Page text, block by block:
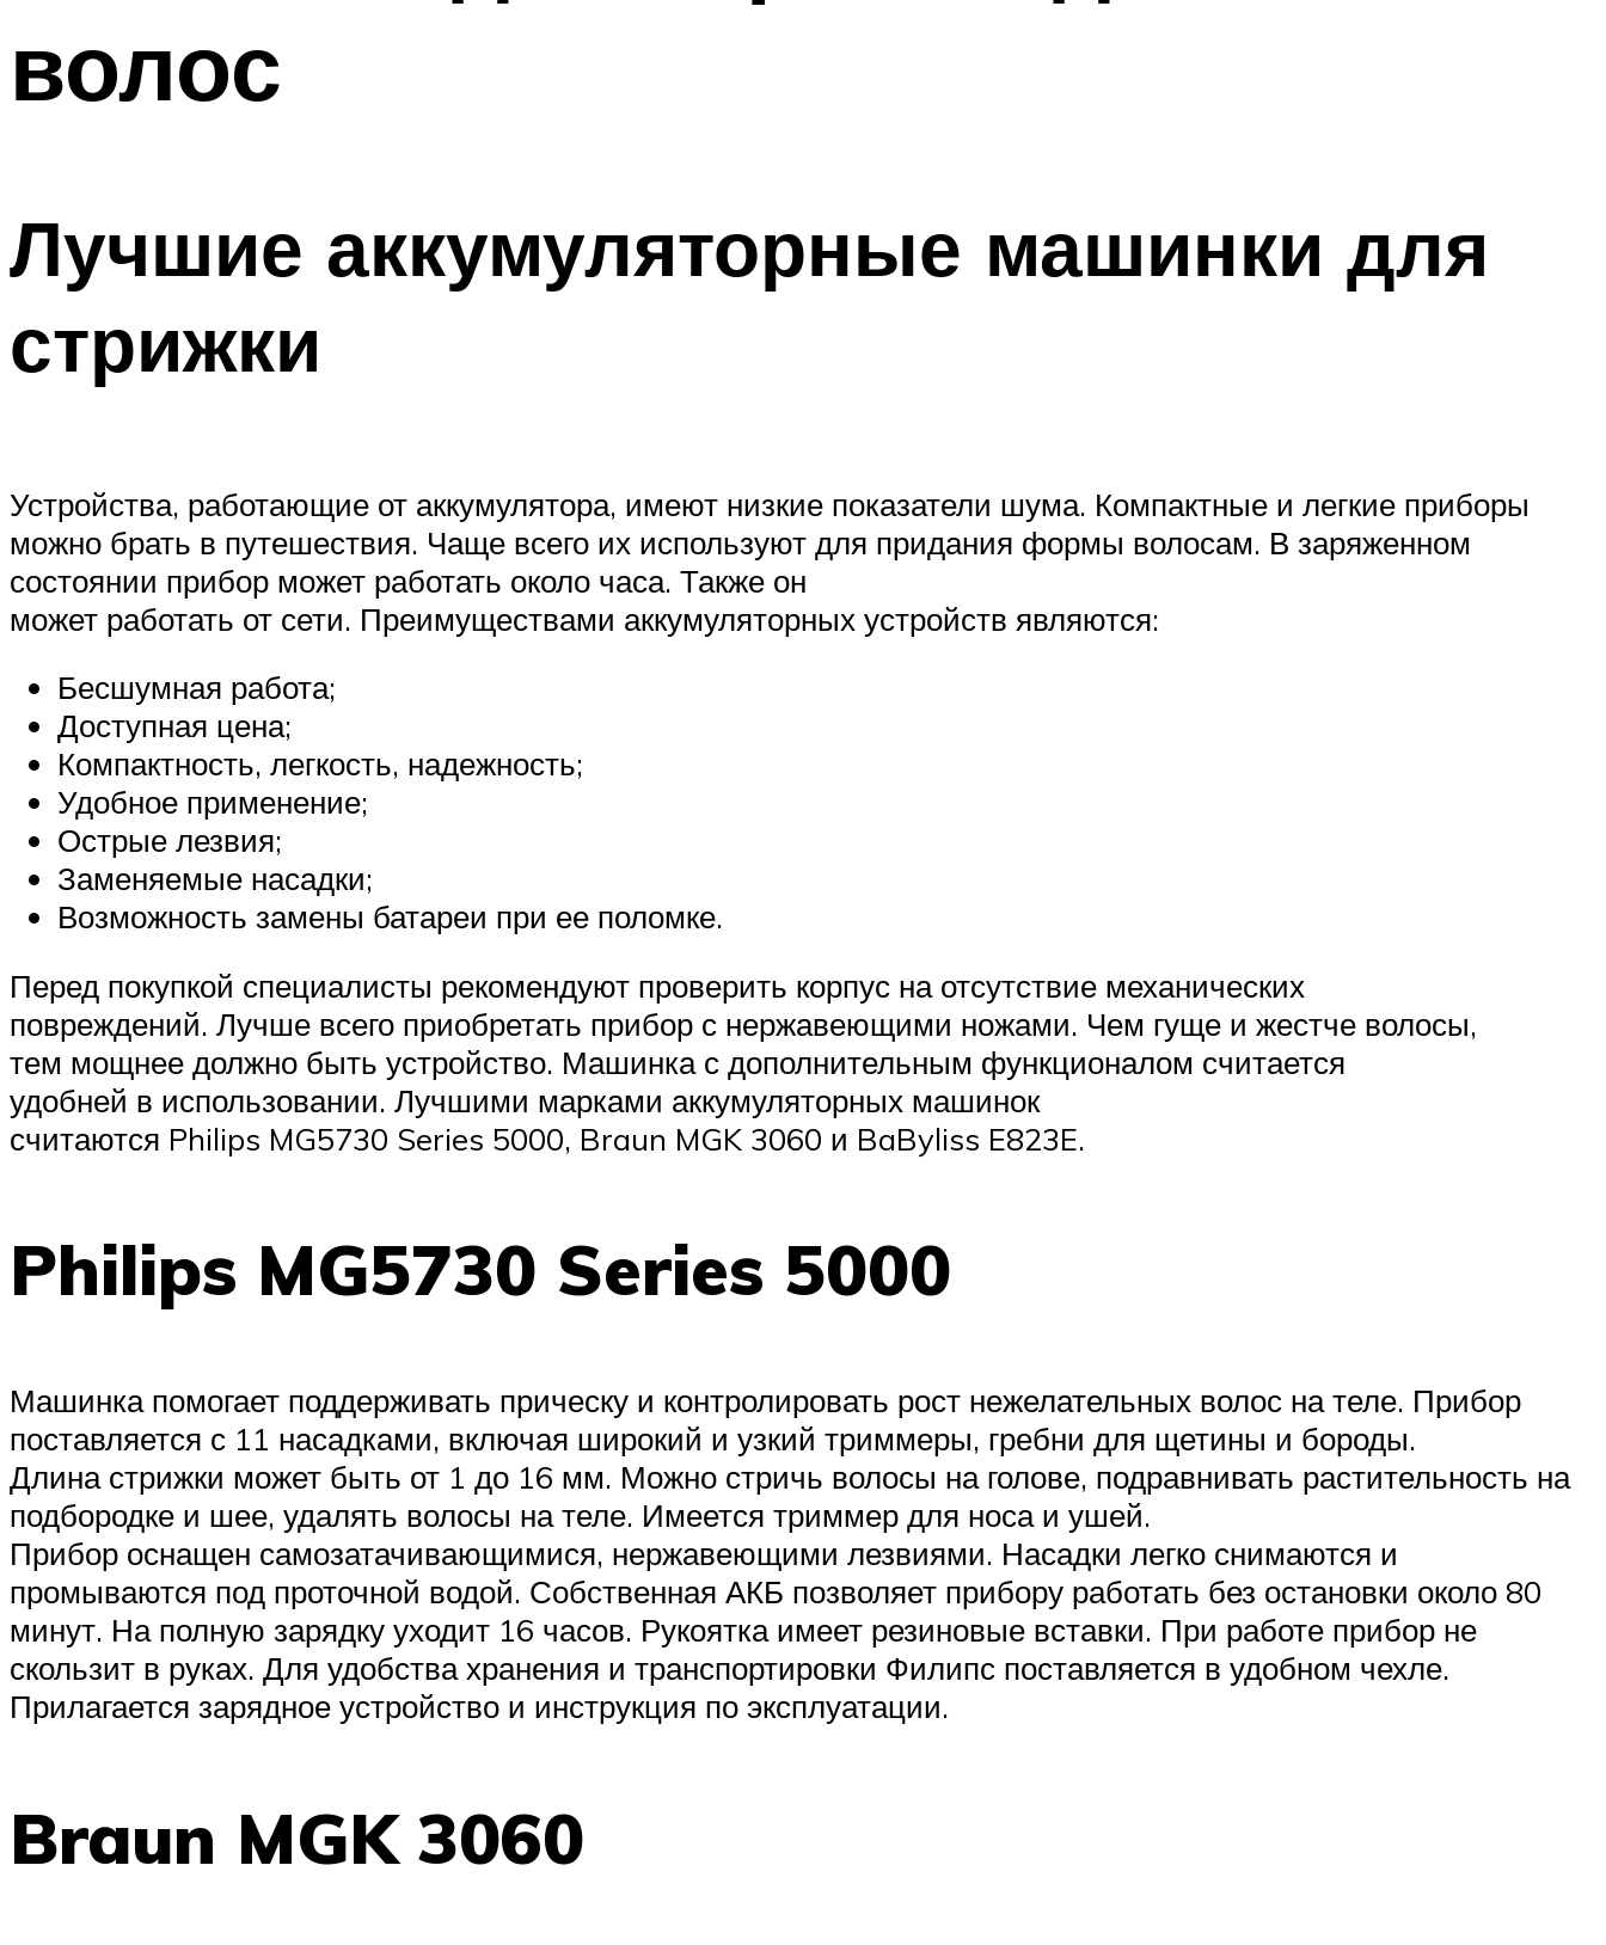
волос
Лучшие аккумуляторные машинки для
стрижки
Устройства, работающие от аккумулятора, имеют низкие показатели шума. Компактные и легкие приборы
можно брать в путешествия. Чаще всего их используют для придания формы волосам. В заряженном
состоянии прибор может работать около часа. Также он
может работать от сети. Преимуществами аккумуляторных устройств являются:
Бесшумная работа;
Доступная цена;
Компактность, легкость, надежность;
Удобное применение;
Острые лезвия;
Заменяемые насадки;
Возможность замены батареи при ее поломке.
Перед покупкой специалисты рекомендуют проверить корпус на отсутствие механических
повреждений. Лучше всего приобретать прибор с нержавеющими ножами. Чем гуще и жестче волосы,
тем мощнее должно быть устройство. Машинка с дополнительным функционалом считается
удобней в использовании. Лучшими марками аккумуляторных машинок
считаются Philips MG5730 Series 5000, Braun MGK 3060 и BaByliss E823E.
Philips MG5730 Series 5000
Машинка помогает поддерживать прическу и контролировать рост нежелательных волос на теле. Прибор
поставляется с 11 насадками, включая широкий и узкий триммеры, гребни для щетины и бороды.
Длина стрижки может быть от 1 до 16 мм. Можно стричь волосы на голове, подравнивать растительность на
подбородке и шее, удалять волосы на теле. Имеется триммер для носа и ушей.
Прибор оснащен самозатачивающимися, нержавеющими лезвиями. Насадки легко снимаются и
промываются под проточной водой. Собственная АКБ позволяет прибору работать без остановки около 80
минут. На полную зарядку уходит 16 часов. Рукоятка имеет резиновые вставки. При работе прибор не
скользит в руках. Для удобства хранения и транспортировки Филипс поставляется в удобном чехле.
Прилагается зарядное устройство и инструкция по эксплуатации.
Braun MGK 3060